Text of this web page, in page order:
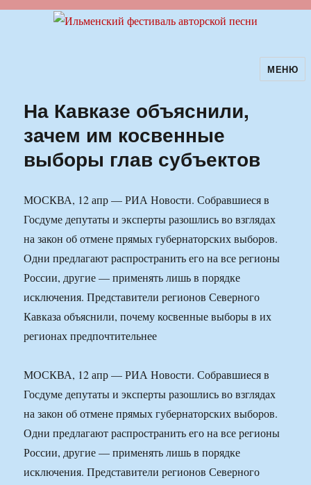
Ильменский фестиваль авторскойМЕНЮ
На Кавказе объяснили,
зачем им косвенные
выборы глав субъектов
МОСКВА, 12 апр — РИА Новости. Собравшиеся в
Госдуме депутаты и эксперты разошлись во взглядах
на закон об отмене прямых губернаторских выборов.
Одни предлагают распространить его на все регионы
России, другие — применять лишь в порядке
исключения. Представители регионов Северного
Кавказа объяснили, почему косвенные выборы в их
регионах предпочтительнее
МОСКВА, 12 апр — РИА Новости. Собравшиеся в
Госдуме депутаты и эксперты разошлись во взглядах
на закон об отмене прямых губернаторских выборов.
Одни предлагают распространить его на все регионы
России, другие — применять лишь в порядке
исключения. Представители регионов Северного